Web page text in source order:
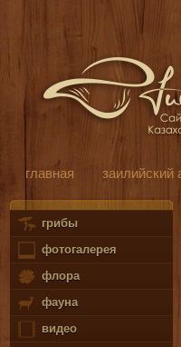
главная заилийский
грибы
фотогалерея
флора
фауна
видео